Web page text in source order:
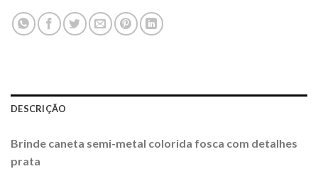
DESCRIÇÃO
Brinde caneta semi-metal colorida fosca com detalhes
prata